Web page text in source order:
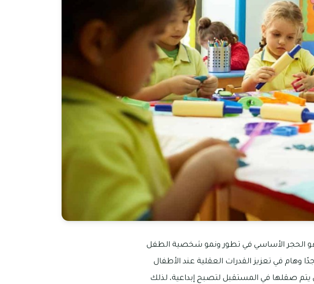
هو الحجر الأساسي في تطور ونمو شخصية الطفل
وهام في تعزيز القدرات العقلية عند الأطفال
يتم صقلها في المستقبل لتصبح إبداعية، لذلك